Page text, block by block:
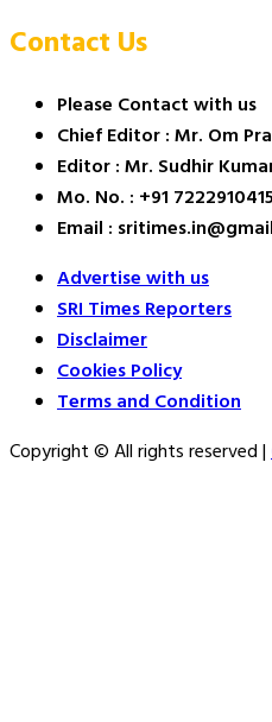
Contact Us
Please Contact with us
Chief Editor : Mr. Om
Editor : Mr. Sudhir
Mo. No. : +91 7222910415
Email :
Advertise with us
SRI Times Reporters
Disclaimer
Cookies Policy
Terms and Condition
Copyright © All rights reserved|